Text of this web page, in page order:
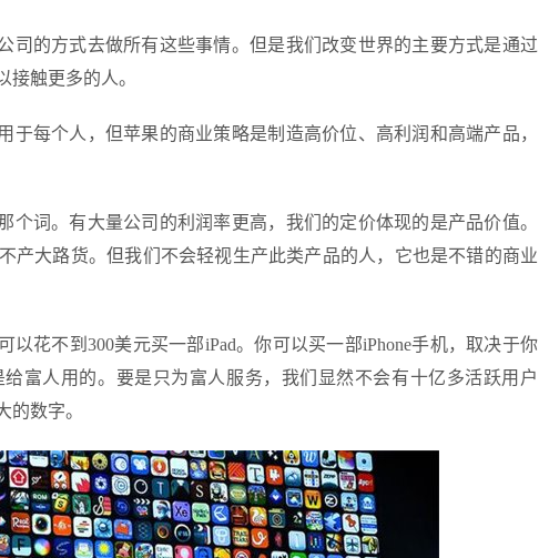
司的方式去做所有这些事情。但是我们改变世界的主要方式是通过
触更多的人。
于每个人，但苹果的商业策略是制造高价位、高利润和高端产品，
个词。有大量公司的利润率更高，我们的定价体现的是产品价值。
产大路货。但我们不会轻视生产此类产品的人，它也是不错的商业
花不到300美元买一部iPad。你可以买一部iPhone手机，取决于你
富人用的。要是只为富人服务，我们显然不会有十亿多活跃用户
的数字。